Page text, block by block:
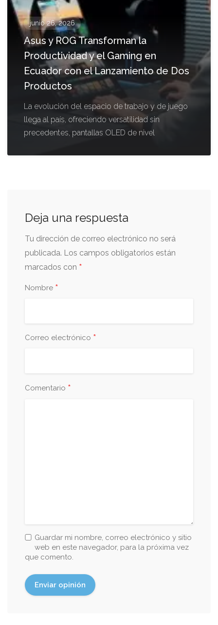
junio 26, 2026
Asus y ROG Transforman la
Productividad y el Gaming en
Ecuador con el Lanzamiento de Dos
Productos
La evolución del espacio de trabajo y de juego
llega al país, ofreciendo versatilidad sin
precedentes, pantallas OLED de nivel
Deja una respuesta
Tu dirección de correo electrónico no será
publicada. Los campos obligatorios están
marcados con *
Nombre *
Correo electrónico *
Comentario *
Guardar mi nombre, correo electrónico y sitio
web en este navegador, para la próxima vez
que comento.